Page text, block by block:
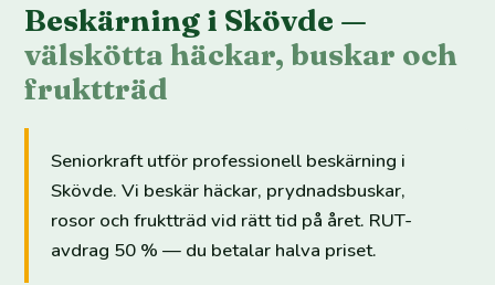
Beskärning i Skövde —
välskötta häckar, buskar och
fruktträd
Seniorkraft utför professionell beskärning i
Skövde. Vi beskär häckar, prydnadsbuskar,
rosor och fruktträd vid rätt tid på året. RUT-
avdrag 50 % — du betalar halva priset.